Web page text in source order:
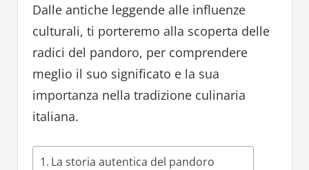
Dalle antiche leggende alle influenze
culturali, ti porteremo alla scoperta delle
radici del pandoro, per comprendere
meglio il suo significato e la sua
importanza nella tradizione culinaria
italiana.
La storia autentica del pandoro